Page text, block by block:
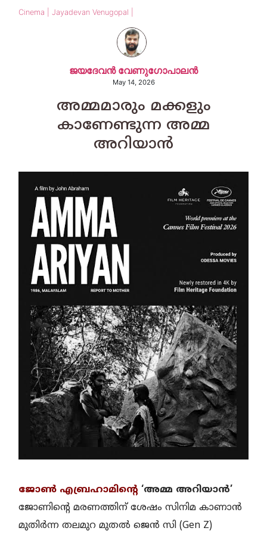
Cinema | Jayadevan Venugopal |
ജയദേവന്‍ വേണുഗോപാലന്‍
May 14, 2026
​അമ്മമാരും മക്കളും
കാണേണ്ടുന്ന അമ്മ
അറിയാൻ
ജോൺ എബ്രഹാമിന്റെ ‘അമ്മ അറിയാൻ’
ജോണിന്റെ മരണത്തിന് ശേഷം സിനിമ കാണാൻ
മുതിർന്ന തലമുറ മുതൽ ജെൻ സി (Gen Z)